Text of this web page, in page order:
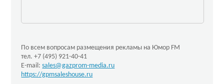
По всем вопросам размещения рекламы на Юмор FM
тел. +7 (495) 921-40-41
E-mail:sales@gazprom-media.ru
https://gpmsaleshouse.ru